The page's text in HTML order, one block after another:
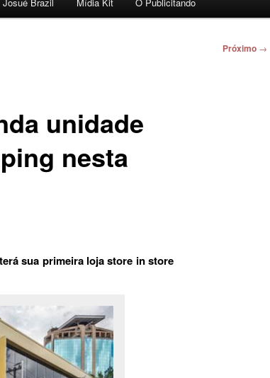
Próximo →
unidade
nesta
sua primeira loja store in store